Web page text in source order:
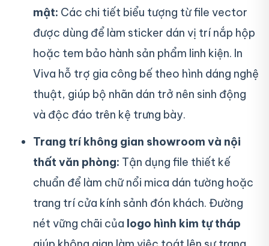
mật: Các chi tiết biểu tượng từ file vector
được dùng để làm sticker dán vị trí nắp hộp
hoặc tem bảo hành sản phẩm linh kiện. In
Viva hỗ trợ gia công bế theo hình dáng nghệ
thuật, giúp bộ nhãn dán trở nên sinh động
và độc đáo trên kệ trưng bày.
Trang trí không gian showroom và nội
thất văn phòng: Tận dụng file thiết kế
chuẩn để làm chữ nổi mica dán tường hoặc
trang trí cửa kính sảnh đón khách. Đường
nét vững chãi của logo hình kim tự tháp